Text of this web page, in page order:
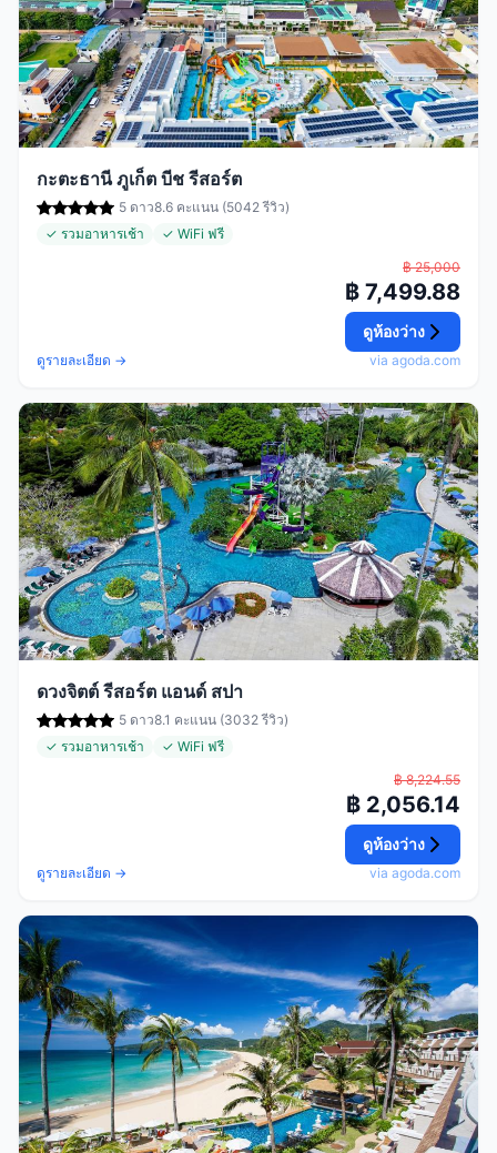
กะตะธานี ภูเก็ต บีช รีสอร์ต
5 ดาว8.6 คะแนน (5042 รีวิว)
✓ รวมอาหารเช้า
✓ WiFi ฟรี
ดูรายละเอียด →
฿ 25,000
฿ 7,499.88
ดูห้องว่าง
via agoda.com
ดวงจิตต์ รีสอร์ต แอนด์ สปา
5 ดาว8.1 คะแนน (3032 รีวิว)
✓ รวมอาหารเช้า
✓ WiFi ฟรี
ดูรายละเอียด →
฿ 8,224.55
฿ 2,056.14
ดูห้องว่าง
via agoda.com